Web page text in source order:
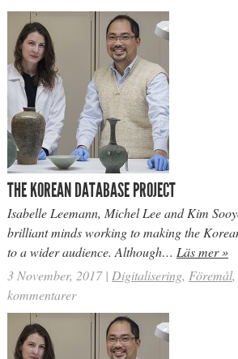
THE KOREAN DATABASE PROJECT
Isabelle Leemann, Michel Lee and Kim
brilliant minds working to making the
to a wider audience. Although… Läs mer »
3 November, 2017 | Digitalisering, Föremål,
kommentarer